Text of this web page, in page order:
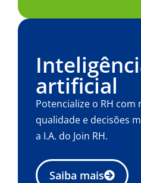
artificial
Potencialize o RH com
qualidade e decisões
a I.A. do Join RH.
Saiba mais